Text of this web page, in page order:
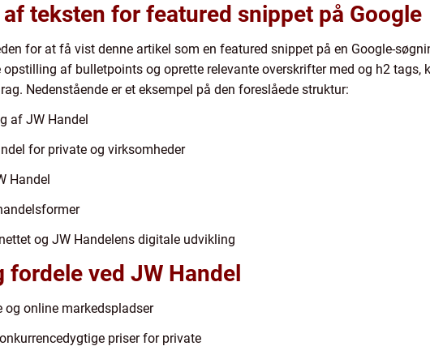
teksten for featured snippet på Google
for at få vist denne artikel som en featured snippet på en Google-
opstilling af bulletpoints og oprette relevante overskrifter med og h2 tags,
Nedenstående er et eksempel på den foreslåede struktur:
af JW Handel
for private og virksomheder
Handel
og JW Handelens digitale udvikling
ved JW Handel
og online markedspladser
priser for private